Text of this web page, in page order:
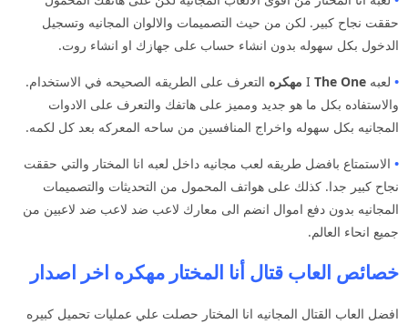
حققت نجاح كبير. لكن من حيث التصميمات والالوان المجانيه وتسجيل
الدخول بكل سهوله بدون انشاء حساب على جهازك او انشاء روت.
• لعبه I The One مهكره
التعرف على الطريقه الصحيحه في الاستخدام.
والاستفاده بكل ما هو جديد ومميز على هاتفك والتعرف على الادوات
المجانيه بكل سهوله واخراج المنافسين من ساحه المعركه بعد كل لكمه.
• الاستمتاع بافضل طريقه لعب مجانيه داخل لعبه انا المختار والتي حققت
نجاح كبير جدا. كذلك على هواتف المحمول من التحديثات والتصميمات
المجانيه بدون دفع اموال انضم الى معارك لاعب ضد لاعب ضد لاعبين من
جميع انحاء العالم.
خصائص العاب قتال أنا المختار مهكره اخر اصدار
افضل العاب القتال المجانيه انا المختار حصلت علي عمليات تحميل كبيره